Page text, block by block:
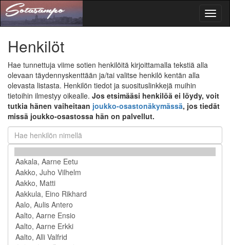
Henkilöt
Hae tunnettuja viime sotien henkilöitä kirjoittamalla tekstiä alla
olevaan täydennyskenttään ja/tai valitse henkilö kentän alla
olevasta listasta. Henkilön tiedot ja suosituslinkkejä muihin
tietoihin ilmestyy oikealle. Jos etsimääsi henkilöä ei löydy, voit
tutkia hänen vaiheitaan joukko-osastonäkymässä, jos tiedät
missä joukko-osastossa hän on palvellut.